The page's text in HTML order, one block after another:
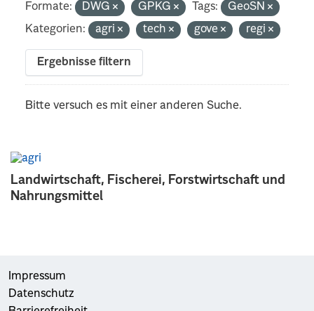
Landwirtschaft, Fischerei, Forstwirtschaft und
Nahrungsmittel
Formate: DWG GPKG Tags:
GeoSN
Kategorien:
agri tech gove regi
Ergebnisse filtern
Bitte versuch es mit einer anderen Suche.
Impressum
Datenschutz